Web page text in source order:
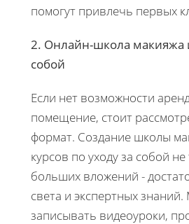
помогут привлечь первых
2. Онлайн-школа макияжа
собой
Если нет возможности
помещение, стоит
формат. Создание школы
курсов по уходу за собой не
больших вложений -
света и экспертных
записывать видеоуроки,